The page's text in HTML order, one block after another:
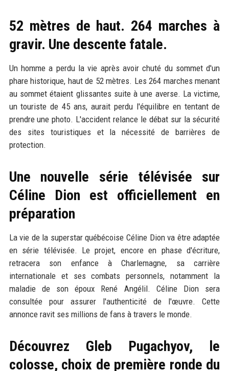
52 mètres de haut. 264 marches à
gravir. Une descente fatale.
Un homme a perdu la vie après avoir chuté du sommet d'un
phare historique, haut de 52 mètres. Les 264 marches menant
au sommet étaient glissantes suite à une averse. La victime,
un touriste de 45 ans, aurait perdu l'équilibre en tentant de
prendre une photo. L'accident relance le débat sur la sécurité
des sites touristiques et la nécessité de barrières de
protection.
Une nouvelle série télévisée sur
Céline Dion est officiellement en
préparation
La vie de la superstar québécoise Céline Dion va être adaptée
en série télévisée. Le projet, encore en phase d'écriture,
retracera son enfance à Charlemagne, sa carrière
internationale et ses combats personnels, notamment la
maladie de son époux René Angélil. Céline Dion sera
consultée pour assurer l'authenticité de l'œuvre. Cette
annonce ravit ses millions de fans à travers le monde.
Découvrez Gleb Pugachyov, le
colosse, choix de première ronde du